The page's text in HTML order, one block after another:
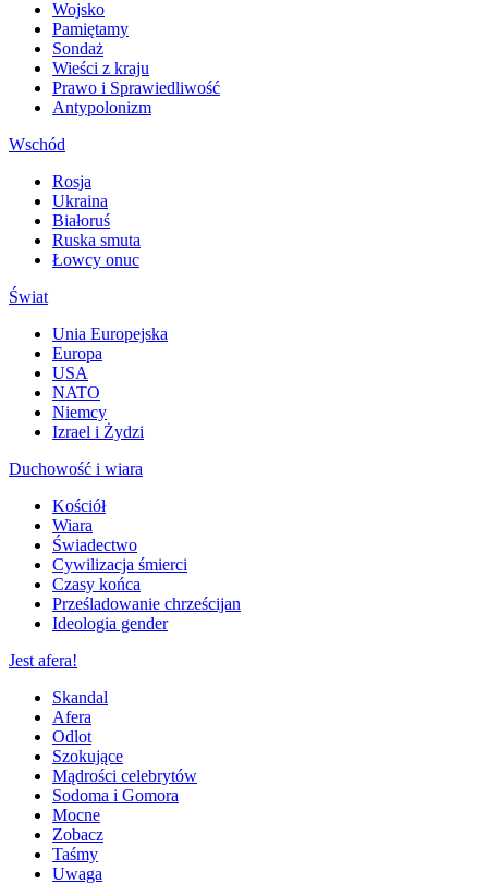
Wojsko
Pamiętamy
Sondaż
Wieści z kraju
Prawo i Sprawiedliwość
Antypolonizm
Wschód
Rosja
Ukraina
Białoruś
Ruska smuta
Łowcy onuc
Świat
Unia Europejska
Europa
USA
NATO
Niemcy
Izrael i Żydzi
Duchowość i wiara
Kościół
Wiara
Świadectwo
Cywilizacja śmierci
Czasy końca
Prześladowanie chrześcijan
Ideologia gender
Jest afera!
Skandal
Afera
Odlot
Szokujące
Mądrości celebrytów
Sodoma i Gomora
Mocne
Zobacz
Taśmy
Uwaga